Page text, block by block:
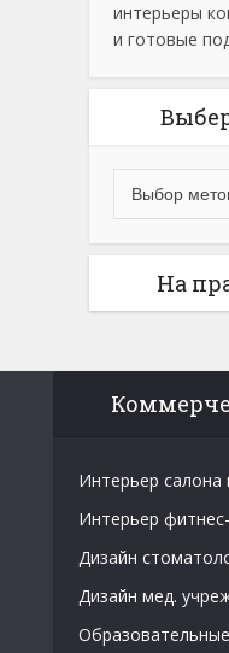
интерьеры
и готовые
На
Интерьер салона
Интерьер
Дизайн
Дизайн мед.